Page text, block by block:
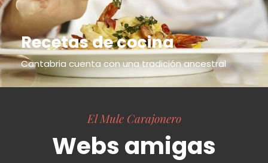
Recetas de cocina
Cantabria cuenta con una tradición ancestral
El Mule Carajonero
Webs amigas